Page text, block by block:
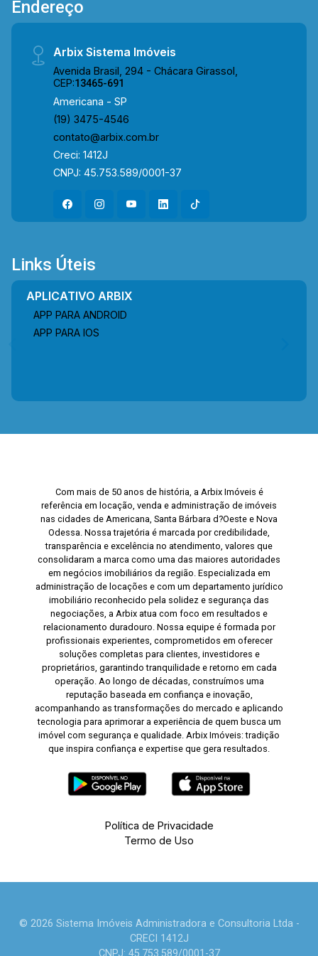
Endereço
Arbix Sistema Imóveis
Avenida Brasil, 294 - Chácara Girassol,
CEP:13465-691
Americana - SP
(19) 3475-4546
contato@arbix.com.br
Creci: 1412J
CNPJ: 45.753.589/0001-37
Links Úteis
APLICATIVO ARBIX
APP PARA ANDROID
APP PARA IOS
Com mais de 50 anos de história, a Arbix Imóveis é
referência em locação, venda e administração de imóveis
nas cidades de Americana, Santa Bárbara d?Oeste e Nova
Odessa. Nossa trajetória é marcada por credibilidade,
transparência e excelência no atendimento, valores que
consolidaram a marca como uma das maiores autoridades
em negócios imobiliários da região. Especializada em
administração de locações e com um departamento jurídico
imobiliário reconhecido pela solidez e segurança das
negociações, a Arbix atua com foco em resultados e
relacionamento duradouro. Nossa equipe é formada por
profissionais experientes, comprometidos em oferecer
soluções completas para clientes, investidores e
proprietários, garantindo tranquilidade e retorno em cada
operação. Ao longo de décadas, construímos uma
reputação baseada em confiança e inovação,
acompanhando as transformações do mercado e aplicando
tecnologia para aprimorar a experiência de quem busca um
imóvel com segurança e qualidade. Arbix Imóveis: tradição
que inspira confiança e expertise que gera resultados.
Política de Privacidade
Termo de Uso
© 2026 Sistema Imóveis Administradora e Consultoria Ltda -
CRECI 1412J
CNPJ: 45.753.589/0001-37